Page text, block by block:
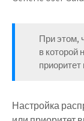
При этом,
в которой
приоритет
Настройка